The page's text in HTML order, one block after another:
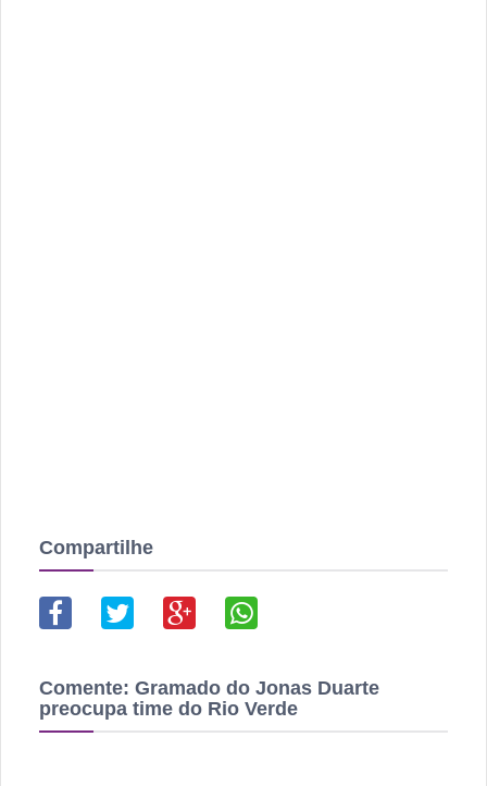
Compartilhe
Comente: Gramado do Jonas Duarte
preocupa time do Rio Verde